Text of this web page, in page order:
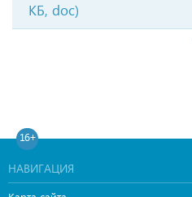
КБ, doc)
16+
НАВИГАЦИЯ